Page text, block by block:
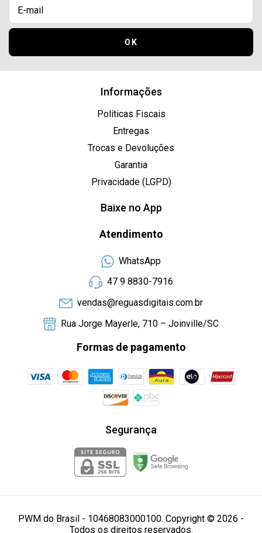
Informações
Políticas Fiscais
Entregas
Trocas e Devoluções
Garantia
Privacidade (LGPD)
Baixe no App
Atendimento
WhatsApp
47 9 8830-7916
vendas@reguasdigitais.com.br
Rua Jorge Mayerle, 710 – Joinville/SC
Formas de pagamento
Segurança
PWM do Brasil - 10468083000100. Copyright © 2026 -
Todos os direitos reservados.